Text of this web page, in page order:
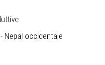
occidentale